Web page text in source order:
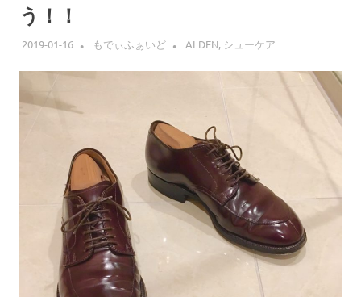
う！！
2019-01-16 もでぃふぁいど ALDEN, シューケア